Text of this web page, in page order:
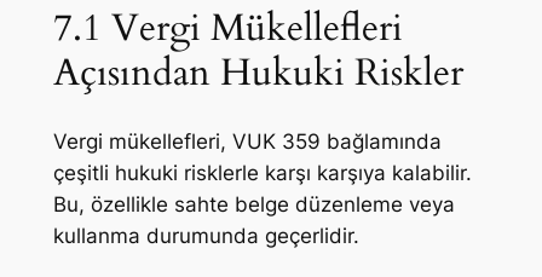
7.1 Vergi Mükellefleri
Açısından Hukuki Riskler
Vergi mükellefleri, VUK 359 bağlamında
çeşitli hukuki risklerle karşı karşıya kalabilir.
Bu, özellikle sahte belge düzenleme veya
kullanma durumunda geçerlidir.